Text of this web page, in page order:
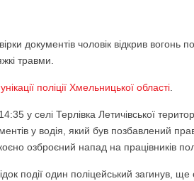
документів чоловік відкрив вогонь
травми.
поліції Хмельницької області
у селі Терлівка Летичівської
у водія, який був позбавлений
озброєний напад на працівників
події один поліцейський загинув, ще